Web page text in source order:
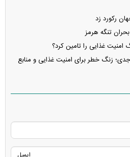
رکورد زد
تنگه هرمز
غذایی را تامین کرد؟
زنگ خطر برای امنیت غذایی و منابع